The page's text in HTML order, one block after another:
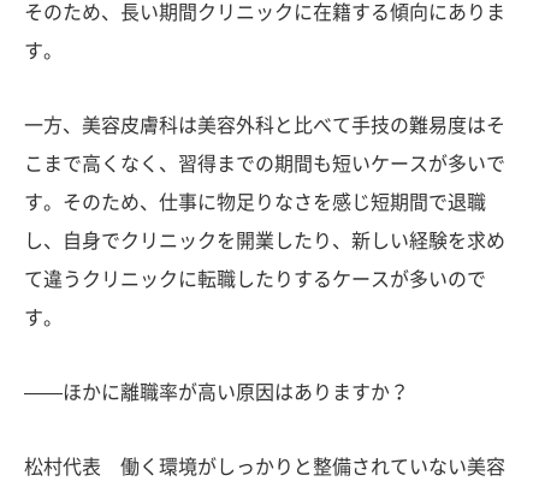
そのため、長い期間クリニックに在籍する傾向にありま
す。
一方、美容皮膚科は美容外科と比べて手技の難易度はそ
こまで高くなく、習得までの期間も短いケースが多いで
す。そのため、仕事に物足りなさを感じ短期間で退職
し、自身でクリニックを開業したり、新しい経験を求め
て違うクリニックに転職したりするケースが多いので
す。
——ほかに離職率が高い原因はありますか？
松村代表 働く環境がしっかりと整備されていない美容